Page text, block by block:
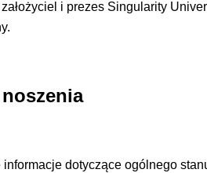
i prezes Singularity
dotyczące ogólnego